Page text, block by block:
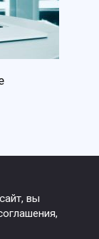
вы